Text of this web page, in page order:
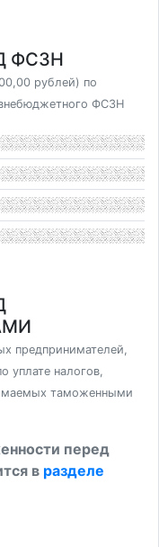
ФСЗН
рублей) по
ФСЗН
предпринимателей,
уплате налогов,
таможенными
перед
в разделе